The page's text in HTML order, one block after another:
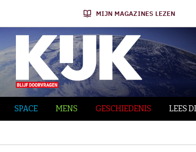
MIJN MAGAZINES LEZEN
SPACE MENS GESCHIEDENIS LEES